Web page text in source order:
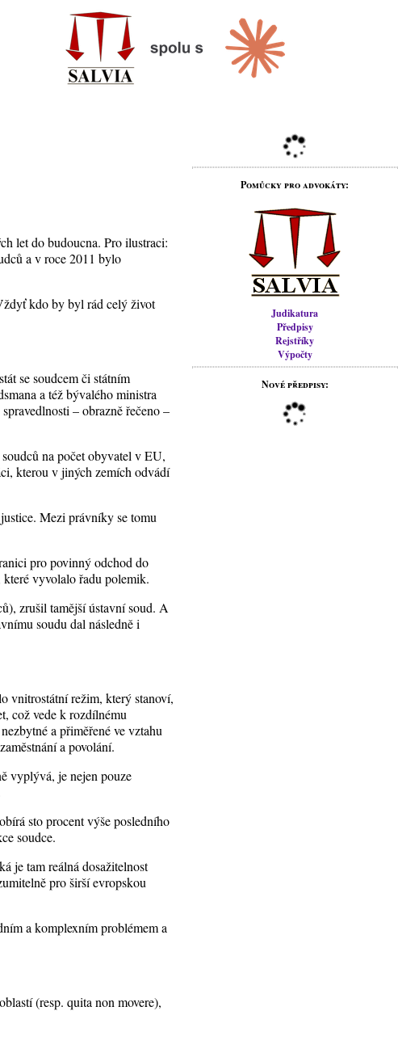
Pomůcky pro advokáty:
Judikatura
Předpisy
Rejstříky
Výpočty
Nové předpisy:
let do budoucna. Pro ilustraci:
a v roce 2011 bylo
kdo by byl rád celý život
se soudcem či státním
a též bývalého ministra
– obrazně řečeno –
na počet obyvatel v EU,
kterou v jiných zemích odvádí
Mezi právníky se tomu
pro povinný odchod do
které vyvolalo řadu polemik.
zrušil tamější ústavní soud. A
soudu dal následně i
vnitrostátní režim, který stanoví,
což vede k rozdílnému
a přiměřené ve vztahu
a povolání.
vyplývá, je nejen pouze
sto procent výše posledního
soudce.
je tam reálná dosažitelnost
pro širší evropskou
a komplexním problémem a
(resp. quita non movere),